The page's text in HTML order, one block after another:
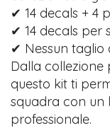
✔ 14 decals + 4
✔ 14 decals per
✔ Nessun taglio
Dalla collezione
questo kit ti
squadra con un
professionale.